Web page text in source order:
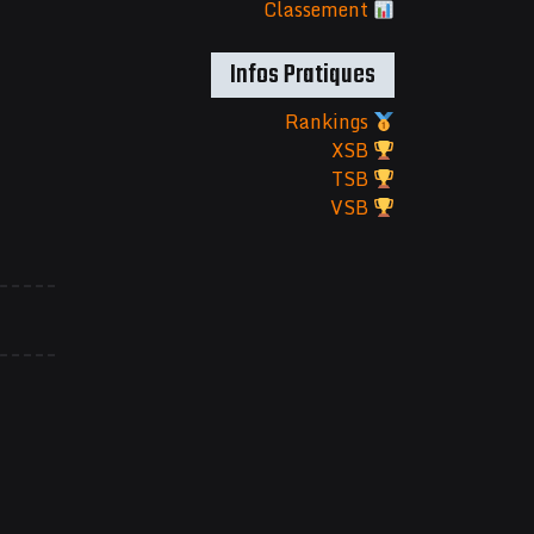
Classement
Infos Pratiques
Rankings
XSB
TSB
VSB